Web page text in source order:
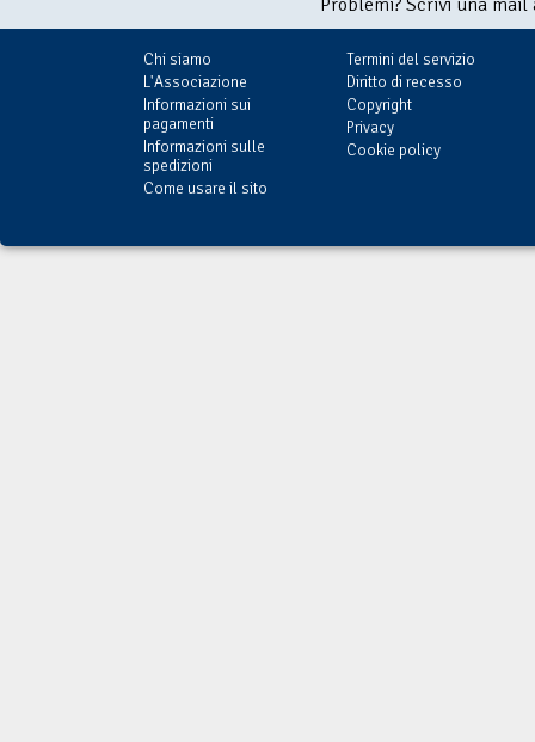
Problemi? Scrivi una
Chi siamo
L'Associazione
Informazioni sui
pagamenti
Informazioni sulle
spedizioni
Come usare il sito
Termini del servizio
Diritto di recesso
Copyright
Privacy
Cookie policy